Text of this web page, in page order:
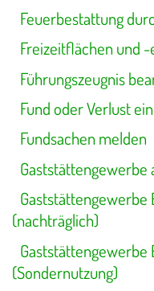
Feuerbestattung
Freizeitflächen und
Führungszeugnis
Fund oder Verlust
Fundsachen melden
Gaststättengewerbe
Gaststättengewerbe
(nachträglich)
Gaststättengewerbe
(Sondernutzung)